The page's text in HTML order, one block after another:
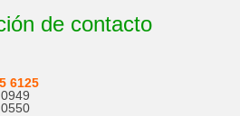
de contacto
6125